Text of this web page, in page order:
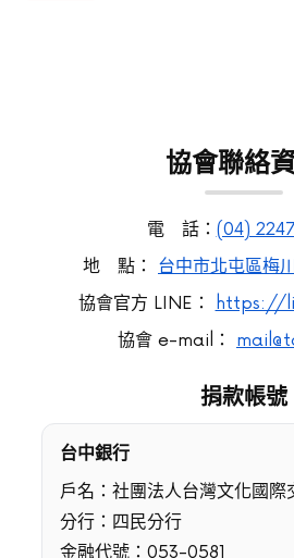
協會聯絡
電 話： (04)
地 點： 台中市北屯區梅
協會官方 LINE： https://
協會 e-mail：
捐款帳號
台中銀行
戶名：社團法人台灣文化國際
分行：四民分行
金融代號：053-0581